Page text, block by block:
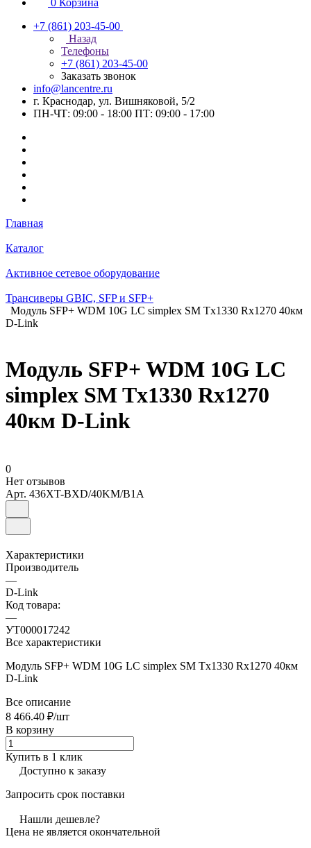
0 Корзина
+7 (861) 203-45-00
Назад
Телефоны
+7 (861) 203-45-00
Заказать звонок
info@lancentre.ru
г. Краснодар, ул. Вишняковой, 5/2
ПН-ЧТ: 09:00 - 18:00 ПТ: 09:00 - 17:00
Главная
Каталог
Активное сетевое оборудование
Трансиверы GBIC, SFP и SFP+
Модуль SFP+ WDM 10G LC simplex SM Tx1330 Rx1270 40км
D-Link
Модуль SFP+ WDM 10G LC
simplex SM Tx1330 Rx1270
40км D-Link
0
Нет отзывов
Арт. 436XT-BXD/40KM/B1A
Характеристики
Производитель
—
D-Link
Код товара:
—
УТ000017242
Все характеристики
Модуль SFP+ WDM 10G LC simplex SM Tx1330 Rx1270 40км
D-Link
Все описание
8 466.40 ₽/шт
В корзину
Купить в 1 клик
Доступно к заказу
Запросить срок поставки
Нашли дешевле?
Цена не является окончательной